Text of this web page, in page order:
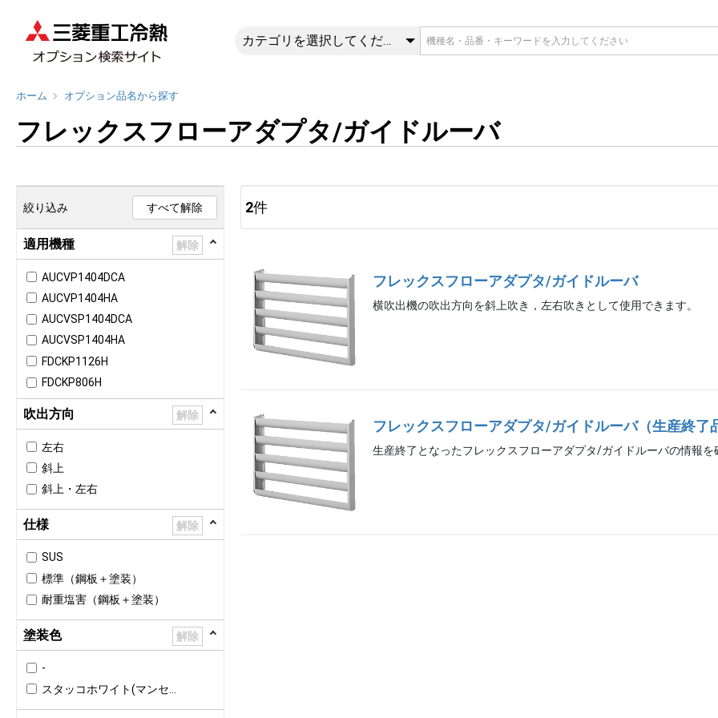
フレックスフローアダプタ/ガイドルー
カテゴリを選択してください
ホーム オプション品名から探す
フレックスフローアダプタ/ガイドルーバ
絞り込み すべて解除
適用機種 解除
AUCVP1404DCA
AUCVP1404HA
AUCVSP1404DCA
AUCVSP1404HA
FDCKP1126H
FDCKP806H
FDCP1121LXZ
FDCP1601LXZ
FDCP2241LXZY
FDCP2801LXZY
FDCRP2244HLXYB
FDCRP2804HLXYB
FDCVP1126H
FDCVP1406H
FDCVP1606H
FDCVP2806H
FDCVP456H
吹出方向 解除
左右
斜上
斜上・左右
仕様 解除
SUS
標準（鋼板＋塗装）
耐重塩害（鋼板＋塗装）
塗装色 解除
-
2件
フレックスフローアダプタ/ガイドルーバ
横吹出機の吹出方向を斜上吹き，左右吹きとして使用できます。
フレックスフローアダプタ/ガイドルーバ（生産終了
生産終了となったフレックスフローアダプタ/ガイドルーバの情報を